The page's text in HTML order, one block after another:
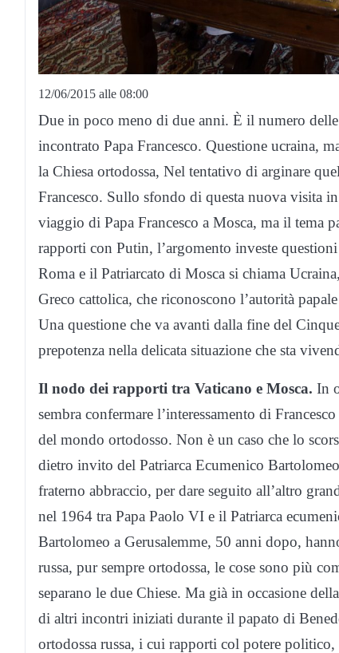
12/06/2015 alle 08:00
Due in poco meno di due anni. È il numero
incontrato Papa Francesco. Questione ucraina,
la Chiesa ortodossa, Nel tentativo di arginare
Francesco. Sullo sfondo di questa nuova visita
viaggio di Papa Francesco a Mosca, ma il tema
rapporti con Putin, l’argomento investe
Roma e il Patriarcato di Mosca si chiama
Greco cattolica, che riconoscono l’autorità
Una questione che va avanti dalla fine del
prepotenza nella delicata situazione che sta
Il nodo dei rapporti tra Vaticano e Mosca. In
sembra confermare l’interessamento di
del mondo ortodosso. Non è un caso che lo
dietro invito del Patriarca Ecumenico
fraterno abbraccio, per dare seguito all’altro
nel 1964 tra Papa Paolo VI e il Patriarca
Bartolomeo a Gerusalemme, 50 anni dopo,
russa, pur sempre ortodossa, le cose sono più
separano le due Chiese. Ma già in occasione
di altri incontri iniziati durante il papato di
ortodossa russa, i cui rapporti col potere